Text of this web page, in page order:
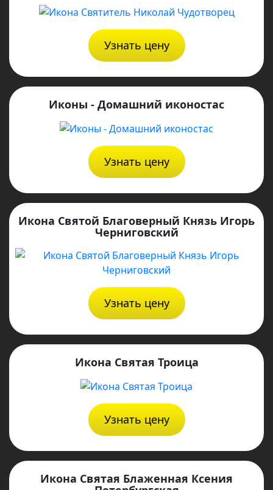
Узнать цену
Иконы - Домашний иконостас
Узнать цену
Икона Святой Благоверный Князь Игорь
Черниговский
Узнать цену
Икона Святая Троица
Узнать цену
Икона Святая Блаженная Ксения